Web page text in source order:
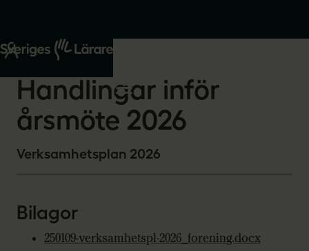
Start
Om oss
2026-02-16
Handlingar inför
årsmöte 2026
Verksamhetsplan 2026
Bilagor
250109-verksamhetspl-2026_forening.docx